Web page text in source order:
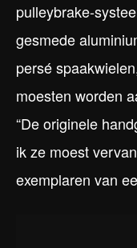
pulleybrake-
gesmede
persé
moesten worden
“De originele
ik ze moest
exemplaren van